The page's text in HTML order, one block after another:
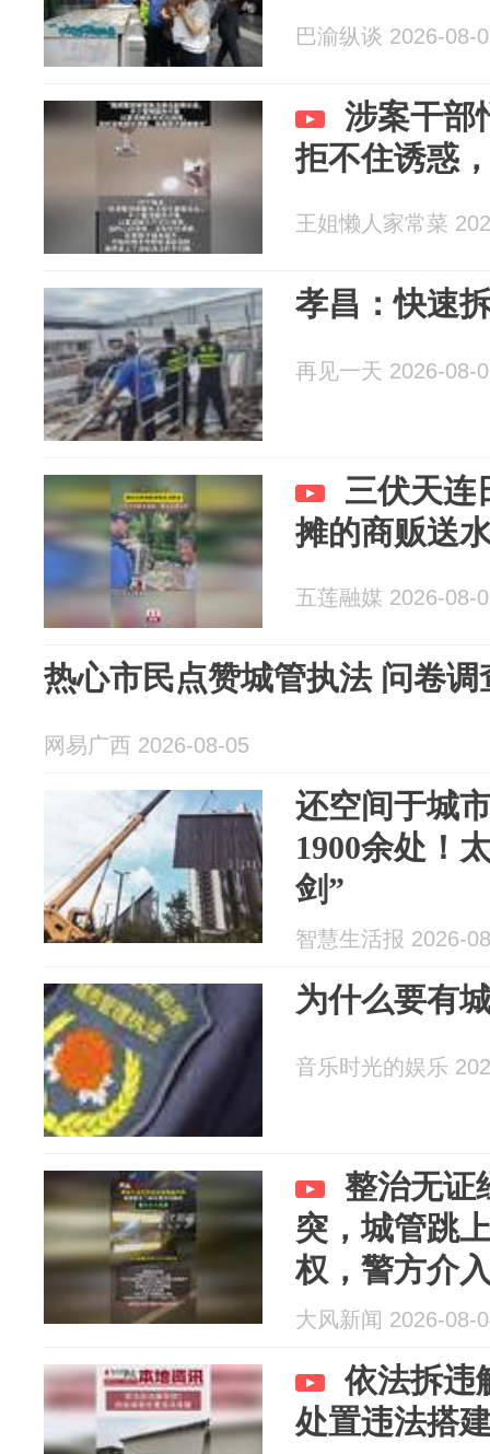
巴渝纵谈 2026-08-
涉案干部
拒不住诱惑
王姐懒人家常菜
孝昌：快速
再见一天 2026-08-
三伏天连
摊的商贩送
五莲融媒 2026-08-
热心市民点赞城管执法 问卷
网易广西 2026-08-05
还空间于城
1900余处！
剑”
智慧生活报 2026-
为什么要有
音乐时光的娱乐
整治无证
突，城管跳
权，警方介
大风新闻 2026-08-
依法拆违
处置违法搭